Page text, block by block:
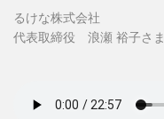
るけな株式会社
代表取締役 浪瀬 裕子さま